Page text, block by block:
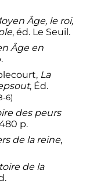
Âge, le roi,
, éd. Le Seuil.
Âge en
La
, Éd.
6)
des peurs
p.
de la reine,
de la